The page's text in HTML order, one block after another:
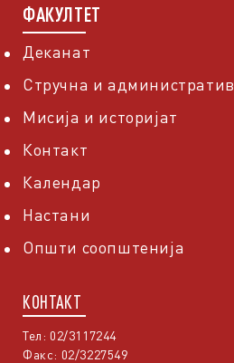
ФАКУЛТЕТ
Деканат
Стручна и
Мисија и историјат
Контакт
Календар
Настани
Општи соопштенија
КОНТАКТ
Тел: 02/3117244
Факс: 02/3227549